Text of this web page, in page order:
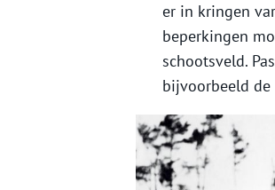
er in kringen
beperkingen
schootsveld.
bijvoorbeeld